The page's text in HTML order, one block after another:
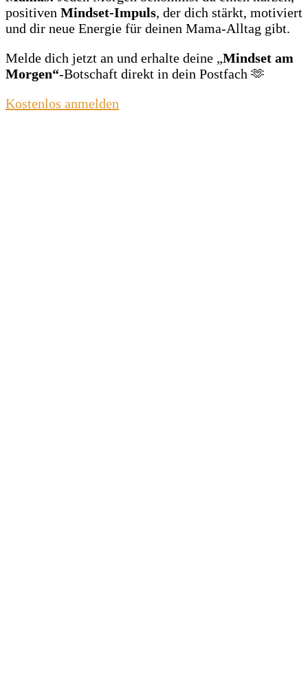
positiven Mindset‑Impuls, der dich stärkt, motiviert
und dir neue Energie für deinen Mama‑Alltag gibt.
Melde dich jetzt an und erhalte deine „Mindset am
Morgen“‑Botschaft direkt in dein Postfach 🫶
Kostenlos anmelden